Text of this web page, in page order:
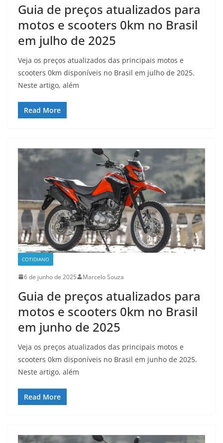
Guia de preços atualizados para
motos e scooters 0km no Brasil
em julho de 2025
Veja os preços atualizados das principais motos e
scooters 0km disponíveis no Brasil em julho de 2025.
Neste artigo, além
Read More
COTIDIANO
6 de junho de 2025 Marcelo Souza
Guia de preços atualizados para
motos e scooters 0km no Brasil
em junho de 2025
Veja os preços atualizados das principais motos e
scooters 0km disponíveis no Brasil em junho de 2025.
Neste artigo, além
Read More